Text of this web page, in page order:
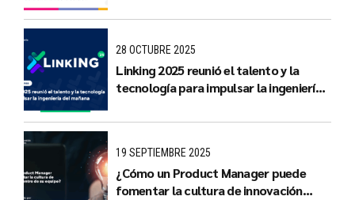
28 OCTUBRE 2025
Linking 2025 reunió el talento y la
tecnología para impulsar la ingeniería
19 SEPTIEMBRE 2025
¿Cómo un Product Manager puede
fomentar la cultura de innovación